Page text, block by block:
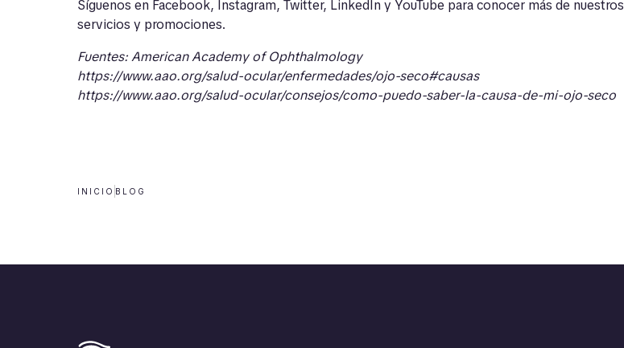
Síguenos en Facebook, Instagram, Twitter, LinkedIny YouTube para conocer más de nuestros
servicios y promociones.
Fuentes:American Academy of Ophthalmology
https://www.aao.org/salud-ocular/enfermedades/ojo-seco#causas
https://www.aao.org/salud-ocular/consejos/como-puedo-saber-la-causa-de-mi-ojo-seco
INICIO BLOG